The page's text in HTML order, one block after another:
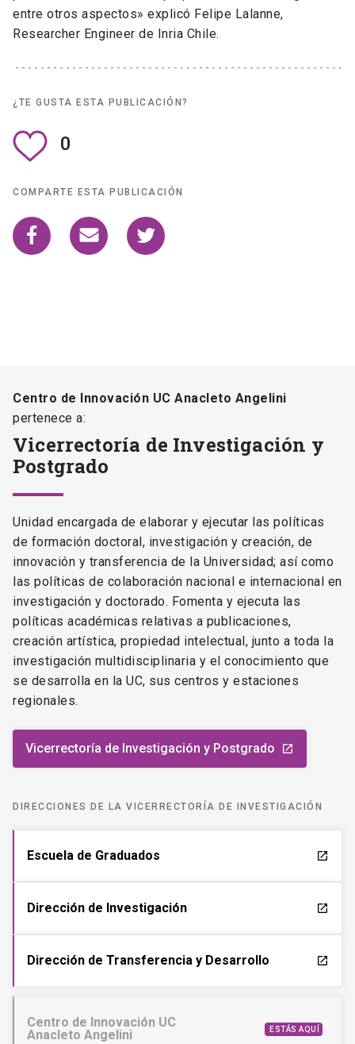
entre otros aspectos» explicó Felipe Lalanne,
Researcher Engineer de Inria Chile.
¿TE GUSTA ESTA PUBLICACIÓN?
0
COMPARTE ESTA PUBLICACIÓN
Centro de Innovación UC Anacleto Angelini
pertenece a:
Vicerrectoría de Investigación y
Postgrado
Unidad encargada de elaborar y ejecutar las políticas
de formación doctoral, investigación y creación, de
innovación y transferencia de la Universidad; así como
las políticas de colaboración nacional e internacional en
investigación y doctorado. Fomenta y ejecuta las
políticas académicas relativas a publicaciones,
creación artística, propiedad intelectual, junto a toda la
investigación multidisciplinaria y el conocimiento que
se desarrolla en la UC, sus centros y estaciones
regionales.
Vicerrectoría de Investigación y Postgrado launch
DIRECCIONES DE LA VICERRECTORÍA DE INVESTIGACIÓN
Escuela de Graduados launch
Dirección de Investigación launch
Dirección de Transferencia y Desarrollo launch
Centro de Innovación UC
Anacleto Angelini
ESTÁS AQUÍ